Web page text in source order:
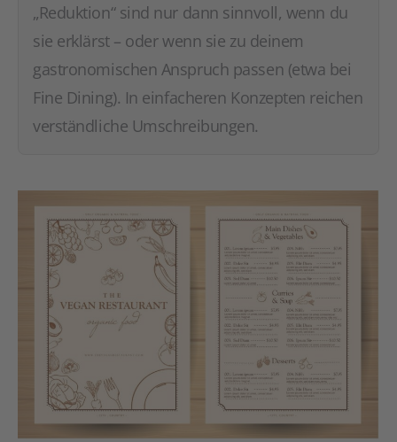
„Reduktion“ sind nur dann sinnvoll, wenn du
sie erklärst – oder wenn sie zu deinem
gastronomischen Anspruch passen (etwa bei
Fine Dining). In einfacheren Konzepten reichen
verständliche Umschreibungen.